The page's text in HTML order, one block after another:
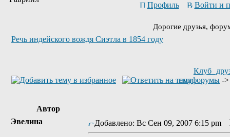
Профиль
Войти и
Дорогие друзья,
Речь индейского вождя Сиэтла в 1854 году
Клуб
подфорумы -
Автор
Эвелина
Добавлено: Вс Сен 09, 2007 6:15 pm